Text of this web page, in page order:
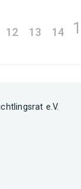
12 13 14
e.V.